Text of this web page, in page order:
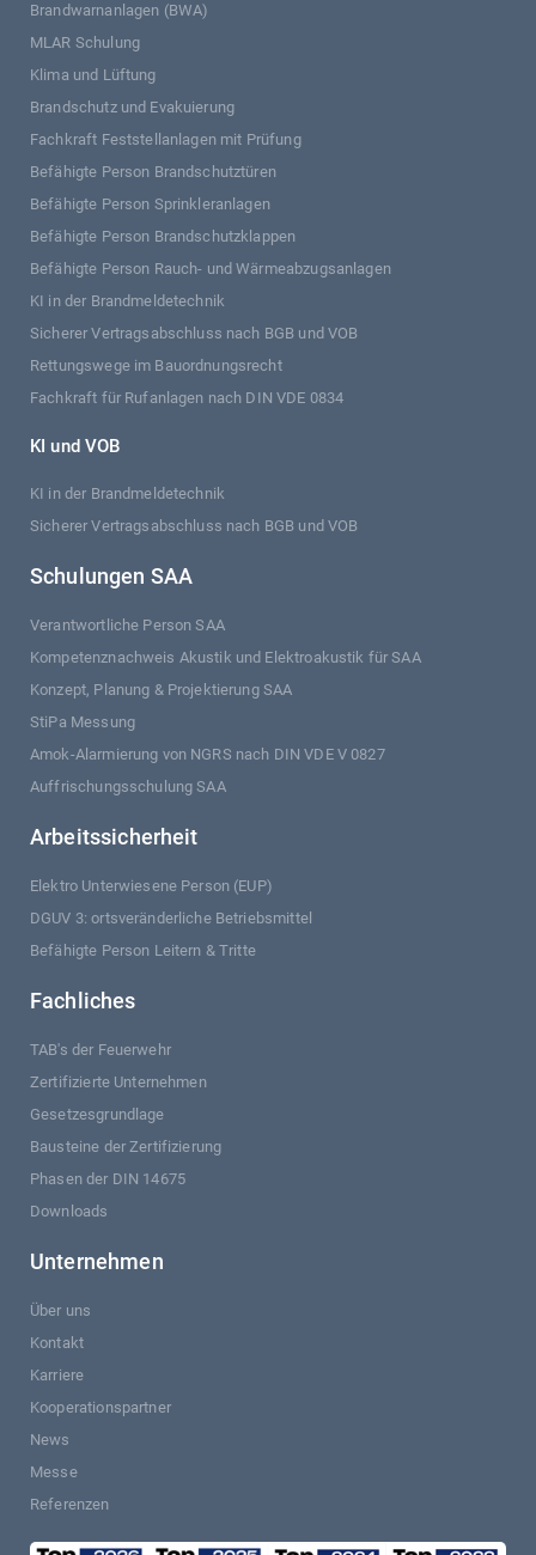
Brandwarnanlagen (BWA)
MLAR Schulung
Klima und Lüftung
Brandschutz und Evakuierung
Fachkraft Feststellanlagen mit Prüfung
Befähigte Person Brandschutztüren
Befähigte Person Sprinkleranlagen
Befähigte Person Brandschutzklappen
Befähigte Person Rauch- und Wärmeabzugsanlagen
KI in der Brandmeldetechnik
Sicherer Vertragsabschluss nach BGB und VOB
Rettungswege im Bauordnungsrecht
Fachkraft für Rufanlagen nach DIN VDE 0834
KI und VOB
KI in der Brandmeldetechnik
Sicherer Vertragsabschluss nach BGB und VOB
Schulungen SAA
Verantwortliche Person SAA
Kompetenznachweis Akustik und Elektroakustik für SAA
Konzept, Planung & Projektierung SAA
StiPa Messung
Amok-Alarmierung von NGRS nach DIN VDE V 0827
Auffrischungsschulung SAA
Arbeitssicherheit
Elektro Unterwiesene Person (EUP)
DGUV 3: ortsveränderliche Betriebsmittel
Befähigte Person Leitern & Tritte
Fachliches
TAB's der Feuerwehr
Zertifizierte Unternehmen
Gesetzesgrundlage
Bausteine der Zertifizierung
Phasen der DIN 14675
Downloads
Unternehmen
Über uns
Kontakt
Karriere
Kooperationspartner
News
Messe
Referenzen